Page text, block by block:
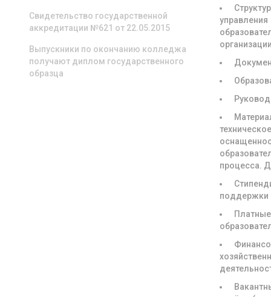
Свидетельство государственной
аккредитации №621 от 22.05.2015
Выпускники по окончанию колледжа
получают диплом государственного
образца
управления
процесса.
поддержки
Платные